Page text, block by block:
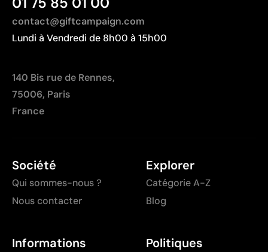
contact@giftcampaign.com
Lundi à Vendredi de 8h00 à 15h00
140 Bis rue de Rennes,
75006, Paris
France
Société
Qui sommes-nous ?
Nous contacter
Explorer
Catégorie A-Z
Blog
Informations
Politiques